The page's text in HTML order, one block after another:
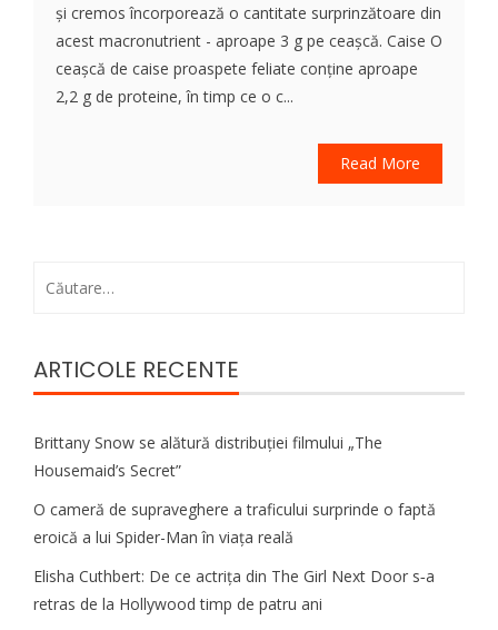
și cremos încorporează o cantitate surprinzătoare din
acest macronutrient - aproape 3 g pe ceașcă. Caise O
ceașcă de caise proaspete feliate conține aproape
2,2 g de proteine, în timp ce o c...
Read More
ARTICOLE RECENTE
Brittany Snow se alătură distribuției filmului „The
Housemaid’s Secret”
O cameră de supraveghere a traficului surprinde o faptă
eroică a lui Spider-Man în viața reală
Elisha Cuthbert: De ce actrița din The Girl Next Door s‑a
retras de la Hollywood timp de patru ani